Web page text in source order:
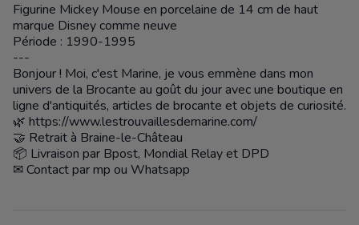
Description
Figurine Mickey Mouse en porcelaine de 14 cm de haut
marque Disney comme neuve
Période : 1990-1995
---
Bonjour ! Moi, c'est Marine, je vous emmène dans mon
univers de la Brocante au goût du jour avec une boutique en
ligne d'antiquités, articles de brocante et objets de curiosité.
🌿 https://www.lestrouvaillesdemarine.com/
🤝 Retrait à Braine-le-Château
📦 Livraison par Bpost, Mondial Relay et DPD
✉ Contact par mp ou Whatsapp